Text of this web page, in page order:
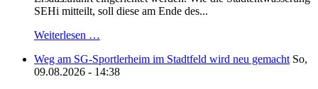
SEHi mitteilt, soll diese am Ende des...
Weiterlesen …
Weg am SG-Sportlerheim im Stadtfeld wird neu gemacht So,
09.08.2026 - 14:38